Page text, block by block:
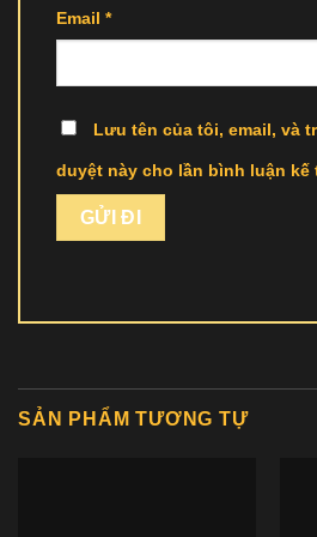
Email *
Lưu tên của tôi, email, và
duyệt này cho lần bình luận kế
SẢN PHẨM TƯƠNG TỰ